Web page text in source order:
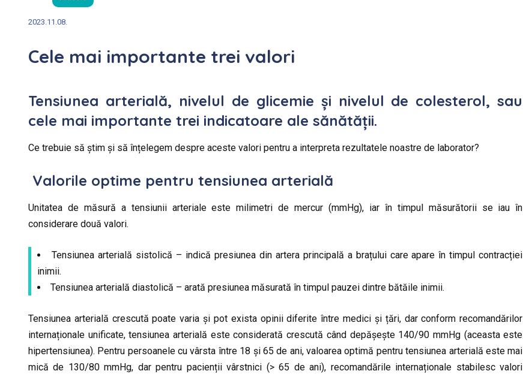
2023.11.08.
Cele mai importante trei valori
Tensiunea arterială, nivelul de glicemie și nivelul de colesterol, sau
cele mai importante trei indicatoare ale sănătății.
Ce trebuie să știm și să înțelegem despre aceste valori pentru a interpreta rezultatele noastre de laborator?
Valorile optime pentru tensiunea arterială
Unitatea de măsură a tensiunii arteriale este milimetri de mercur (mmHg), iar în timpul măsurătorii se iau în
considerare două valori.
Tensiunea arterială sistolică – indică presiunea din artera principală a brațului care apare în timpul contracției
inimii.
Tensiunea arterială diastolică – arată presiunea măsurată în timpul pauzei dintre bătăile inimii.
Tensiunea arterială crescută poate varia și pot exista opinii diferite între medici și țări, dar conform recomandărilor
internaționale unificate, tensiunea arterială este considerată crescută când depășește 140/90 mmHg (aceasta este
hipertensiunea). Pentru persoanele cu vârsta între 18 și 65 de ani, valoarea optimă pentru tensiunea arterială este mai
mică de 130/80 mmHg, dar pentru pacienții vârstnici (> 65 de ani), recomandările internaționale stabilesc valori